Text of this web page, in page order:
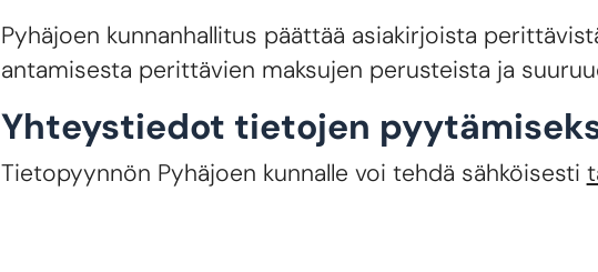
Pyhäjoen kunnanhallitus päättää asiakirjoista
antamisesta perittävien maksujen perusteista ja
Yhteystiedot tietojen
Tietopyynnön Pyhäjoen kunnalle voi tehdä sähköisesti